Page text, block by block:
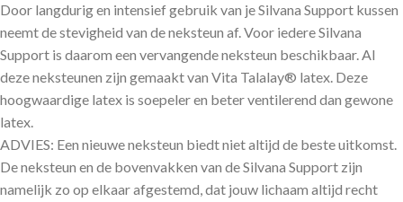
Door langdurig en intensief gebruik van je Silvana Support kussen
neemt de stevigheid van de neksteun af. Voor iedere Silvana
Support is daarom een vervangende neksteun beschikbaar. Al
deze neksteunen zijn gemaakt van Vita Talalay® latex. Deze
hoogwaardige latex is soepeler en beter ventilerend dan gewone
latex.
ADVIES: Een nieuwe neksteun biedt niet altijd de beste uitkomst.
De neksteun en de bovenvakken van de Silvana Support zijn
namelijk zo op elkaar afgestemd, dat jouw lichaam altijd recht